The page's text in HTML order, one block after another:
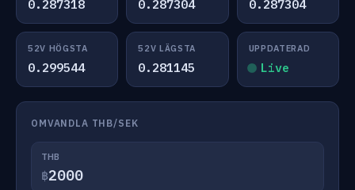
0.287318 0.287304 0.287304
52V HÖGSTA
0.299544
52V LÄGSTA
0.281145
UPPDATERAD
Live
OMVANDLA THB/SEK
THB
฿